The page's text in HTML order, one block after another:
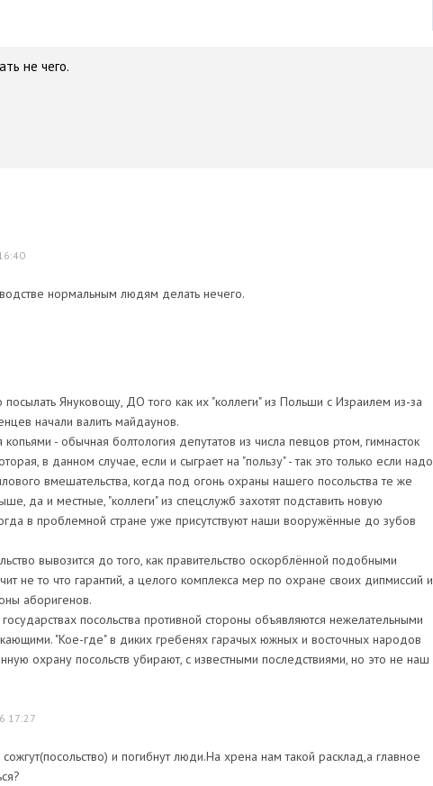
не чего.
нормальным людям делать нечего.
Януковощу, ДО того как их "коллеги" из Польши с Израилем из-за
начали валить майдаунов.
копьями - обычная болтология депутатов из числа певцов ртом, гимнасток
в данном случае, если и сыграет на "пользу" - так это только если надо
вмешательства, когда под огонь охраны нашего посольства те же
да и местные, "коллеги" из спецслужб захотят подставить новую
в проблемной стране уже присутствуют наши вооружённые до зубов
вывозится до того, как правительство оскорблённой подобными
не то что гарантий, а целого комплекса мер по охране своих дипмиссий и
аборигенов.
посольства противной стороны объявляются нежелательными
"Кое-где" в диких гребенях гарачых южных и восточных народов
охрану посольств убирают, с известными последствиями, но это не наш
17:27
и погибнут люди.На хрена нам такой расклад,а главное